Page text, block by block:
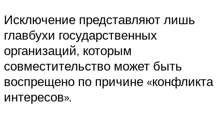
Исключение представляют лишь
главбухи государственных
организаций, которым
совместительство может быть
воспрещено по причине «конфликта
интересов».